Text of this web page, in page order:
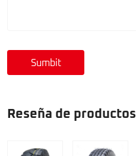
Sumbit
Reseña de productos